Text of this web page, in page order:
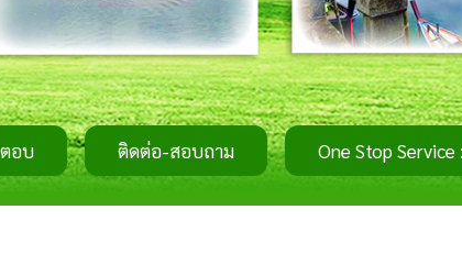
อบ ติดต่อ-สอบถาม